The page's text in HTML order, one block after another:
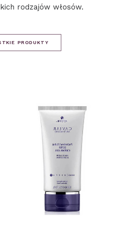
rodzajów włosów.
PRODUKTY